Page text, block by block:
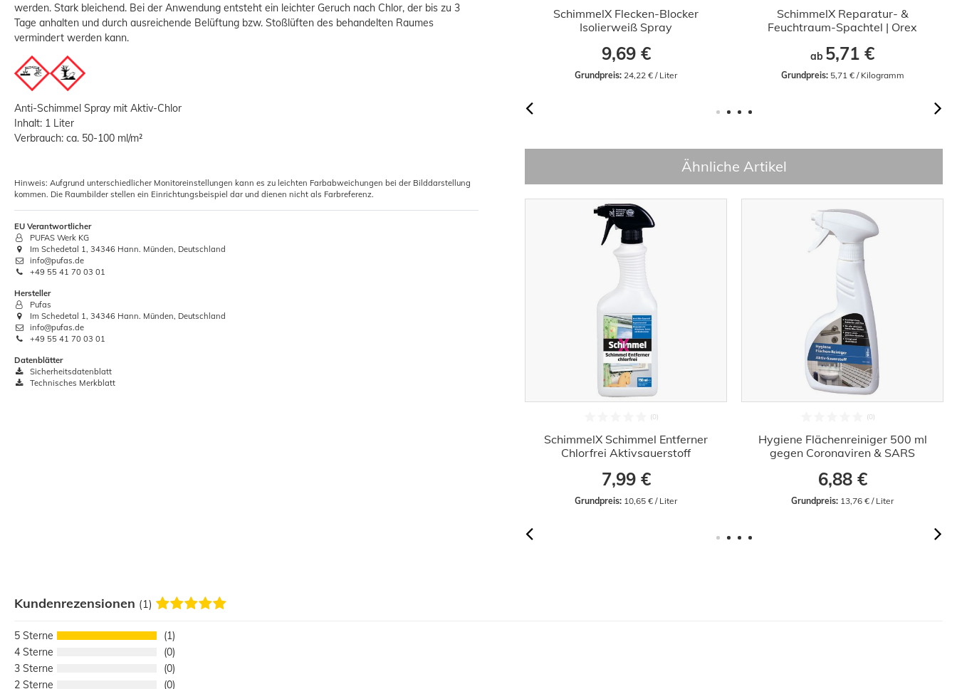
werden. Stark bleichend. Bei der Anwendung entsteht ein leichter Geruch nach Chlor, der bis zu 3
Tage anhalten und durch ausreichende Belüftung bzw. Stoßlüften des behandelten Raumes
vermindert werden kann.
Anti-Schimmel Spray mit Aktiv-Chlor
Inhalt: 1 Liter
Verbrauch: ca. 50-100 ml/m²
Hinweis: Aufgrund unterschiedlicher Monitoreinstellungen kann es zu leichten Farbabweichungen bei der Bilddarstellung
kommen. Die Raumbilder stellen ein Einrichtungsbeispiel dar und dienen nicht als Farbreferenz.
EU Verantwortlicher
PUFAS Werk KG
Im Schedetal 1, 34346 Hann. Münden, Deutschland
info@pufas.de
+49 55 41 70 03 01
Hersteller
Pufas
Im Schedetal 1, 34346 Hann. Münden, Deutschland
info@pufas.de
+49 55 41 70 03 01
Datenblätter
Sicherheitsdatenblatt
Technisches Merkblatt
Schutzfarbe Wand und Decke
lösemittelfrei SchimmelX 5L
SchimmelX Ausbesserungsfarbe
Weiß 250 ml Matt Deckend
SchimmelX Flecken-Blocker
Isolierweiß Spray
9,69 €
Grundpreis: 24,22 € / Liter
SchimmelX Reparatur- &
Feuchtraum-Spachtel | Orex
ab 5,71 €
Grundpreis: 5,71 € / Kilogramm
Ähnliche Artikel
SchimmelX Schimmel Entferner
Chlorfrei Aktivsauerstoff
7,99 €
Grundpreis: 10,65 € / Liter
Hygiene Flächenreiniger 500 ml
gegen Coronaviren & SARS
6,88 €
Grundpreis: 13,76 € / Liter
Kundenrezensionen (1)
5
1
4
0
3
0
2
0